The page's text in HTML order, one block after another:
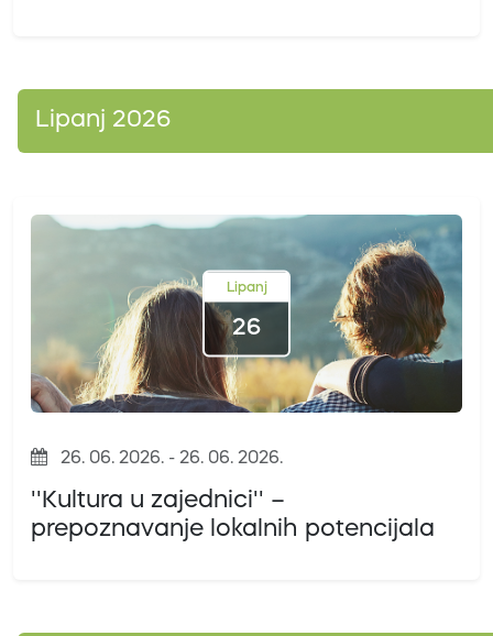
Lipanj 2026
Lipanj
26
26. 06. 2026. - 26. 06. 2026.
''Kultura u zajednici'' –
prepoznavanje lokalnih potencijala